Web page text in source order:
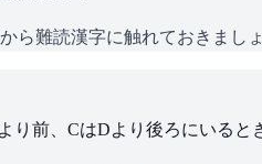
ら難読漢字に触れておきましょ
前、CはDより後ろにいると